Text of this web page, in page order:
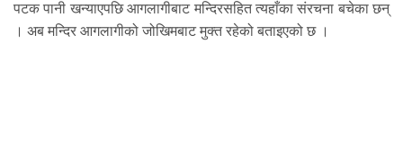
पटक पानी खन्याएपछि आगलागीबाट मन्दिरसहित त्यहाँका संरचना बचेका छन्
। अब मन्दिर आगलागीको जोखिमबाट मुक्त रहेको बताइएको छ ।